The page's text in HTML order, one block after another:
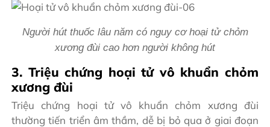
Người hút thuốc lâu năm có nguy cơ hoại tử chỏm
xương đùi cao hơn người không hút
3. Triệu chứng hoại tử vô khuẩn chỏm
xương đùi
Triệu chứng hoại tử vô khuẩn chỏm xương đùi
thường tiến triển âm thầm, dễ bị bỏ qua ở giai đoạn